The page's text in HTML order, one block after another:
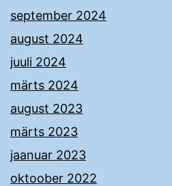
september 2024
august 2024
juuli 2024
märts 2024
august 2023
märts 2023
jaanuar 2023
oktoober 2022